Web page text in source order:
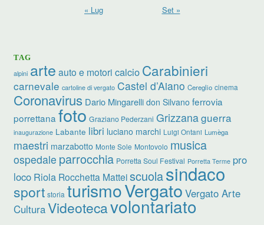
« Lug
Set »
TAG
alpini arte auto e motori calcio Carabinieri
carnevale cartoline di vergato Castel d’Aiano Cereglio cinema
Coronavirus Dario Mingarelli don Silvano ferrovia
porrettana foto Graziano Pederzani Grizzanaguerra
inaugurazione Labante libri luciano marchi Luigi Ontani Lumèga
maestri marzabotto Monte Sole Montovolo musica
ospedale parrocchia Porretta Soul Festival Porretta Terme pro
loco Riola Rocchetta Matteiscuolasindaco
sport storia turismoVergato Vergato Arte
CulturaVideotecavolontariato